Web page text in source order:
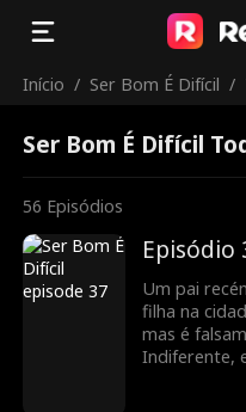
Início / Ser Bom É Difícil /
Ser Bom É Difícil
56 Episódios
Episódio
Um pai
filha na
mas é
Indiferente,